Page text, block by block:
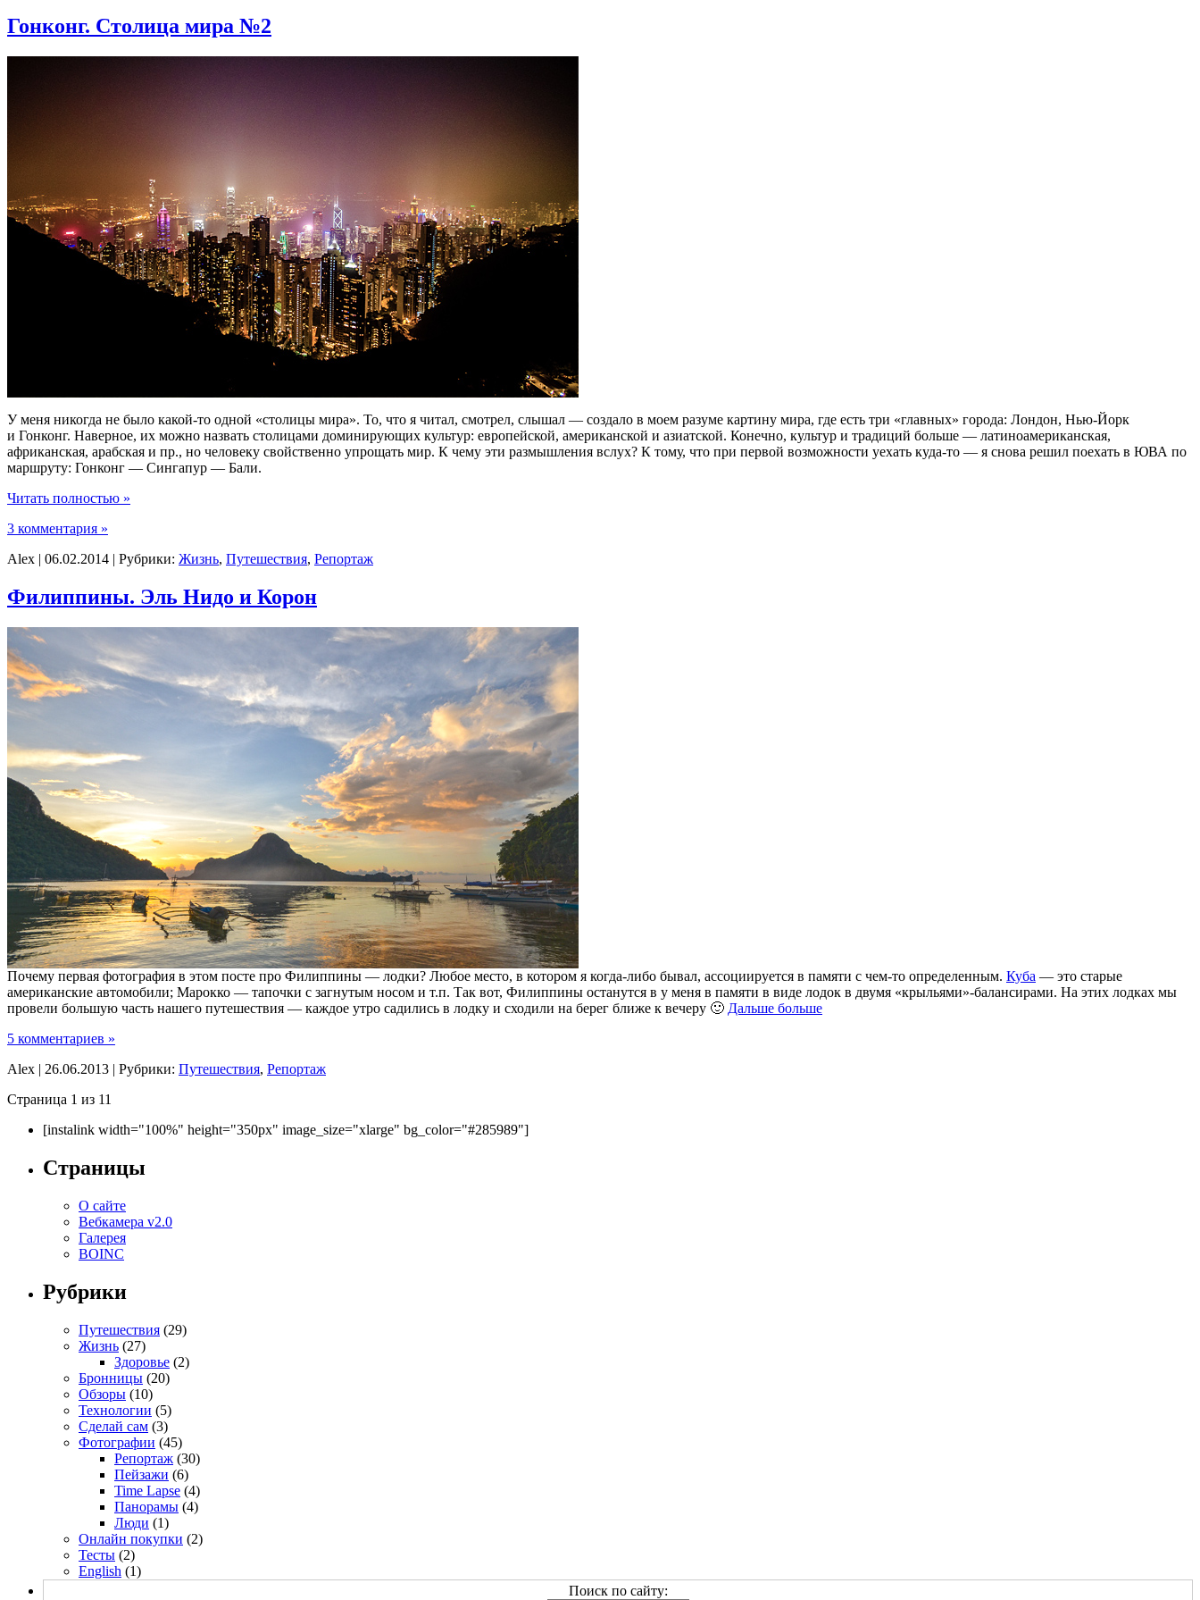
Гонконг. Столица мира №2
У меня никогда не было какой-то одной «столицы мира». То, что я читал, смотрел, слышал — создало в моем разуме картину мира, где есть три «главных» города: Лондон, Нью-Йорк
и Гонконг. Наверное, их можно назвать столицами доминирующих культур: европейской, американской и азиатской. Конечно, культур и традиций больше — латиноамериканская,
африканская, арабская и пр., но человеку свойственно упрощать мир. К чему эти размышления вслух? К тому, что при первой возможности уехать куда-то — я снова решил поехать в ЮВА по
маршруту: Гонконг — Сингапур — Бали.
Читать полностью »
3 комментария »
Alex | 06.02.2014 | Рубрики: Жизнь, Путешествия, Репортаж
Филиппины. Эль Нидо и Корон
Почему первая фотография в этом посте про Филиппины — лодки? Любое место, в котором я когда-либо бывал, ассоциируется в памяти с чем-то определенным. Куба — это старые
американские автомобили; Марокко — тапочки с загнутым носом и т.п. Так вот, Филиппины останутся в у меня в памяти в виде лодок в двумя «крыльями»-балансирами. На этих лодках мы
провели большую часть нашего путешествия — каждое утро садились в лодку и сходили на берег ближе к вечеру 🙂 Дальше больше
5 комментариев »
Alex | 26.06.2013 | Рубрики: Путешествия, Репортаж
Страница 1 из 11
[instalink width="100%" height="350px" image_size="xlarge" bg_color="#285989"]
Страницы
О сайте
Вебкамера v2.0
Галерея
BOINC
Рубрики
Путешествия (29)
Жизнь (27)
Здоровье (2)
Бронницы (20)
Обзоры (10)
Технологии (5)
Сделай сам (3)
Фотографии (45)
Репортаж (30)
Пейзажи (6)
Time Lapse (4)
Панорамы (4)
Люди (1)
Онлайн покупки (2)
Тесты (2)
English (1)
Поиск по сайту: